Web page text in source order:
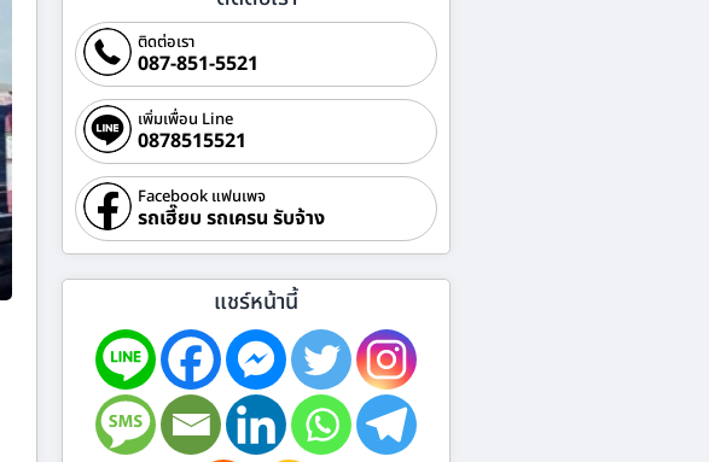
ติดต่อเรา
087-851-5521
เพิ่มเพื่อน Line
0878515521
Facebook แฟนเพจ
รถเฮี๊ยบ รถเครน รับจ้าง
แชร์หน้านี้